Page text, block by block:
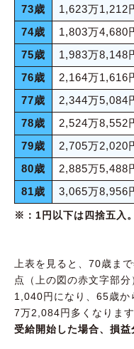
73歳
1,623万1,212
74歳
1,803万4,680
75歳
1,983万8,148
76歳
2,164万1,616
77歳
2,344万5,084
78歳
2,524万8,552
79歳
2,705万2,020
80歳
2,885万5,488
81歳
3,065万8,956
※：1円以下は四捨五入。
上表を見ると、70歳ま
点（上の図の赤文字部
1,040円になり、65歳か
7万2,084円多くなります
受給開始した場合、損